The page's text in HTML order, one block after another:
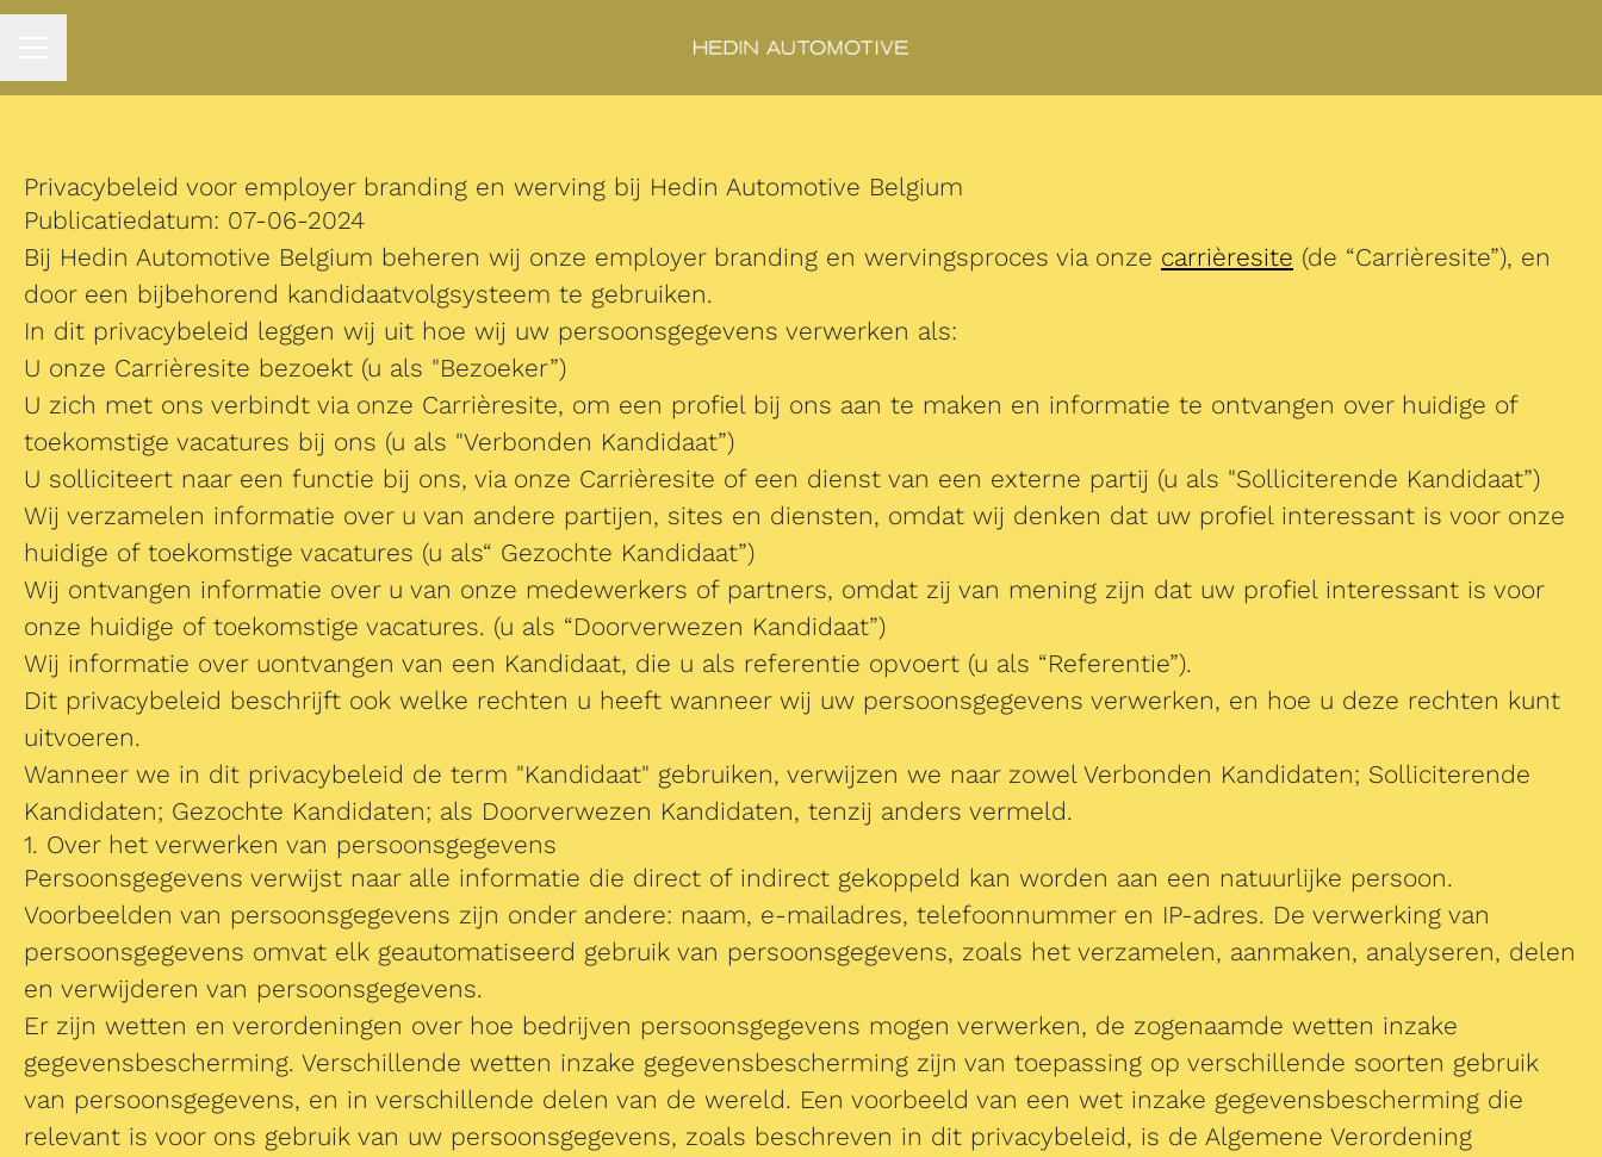
Privacybeleid voor employer branding en werving bij Hedin Automotive Belgium
Publicatiedatum: 07-06-2024
Bij Hedin Automotive Belgium beheren wij onze employer branding en wervingsproces via onze carrièresite (de “Carrièresite”), en
door een bijbehorend kandidaatvolgsysteem te gebruiken.
In dit privacybeleid leggen wij uit hoe wij uw persoonsgegevens verwerken als:
U onze Carrièresite bezoekt (u als "Bezoeker”)
U zich met ons verbindt via onze Carrièresite, om een profiel bij ons aan te maken en informatie te ontvangen over huidige of
toekomstige vacatures bij ons (u als "Verbonden Kandidaat”)
U solliciteert naar een functie bij ons, via onze Carrièresite of een dienst van een externe partij (u als "Solliciterende Kandidaat”)
Wij verzamelen informatie over u van andere partijen, sites en diensten, omdat wij denken dat uw profiel interessant is voor onze
huidige of toekomstige vacatures (u als“ Gezochte Kandidaat”)
Wij ontvangen informatie over u van onze medewerkers of partners, omdat zij van mening zijn dat uw profiel interessant is voor
onze huidige of toekomstige vacatures. (u als “Doorverwezen Kandidaat”)
Wij informatie over uontvangen van een Kandidaat, die u als referentie opvoert (u als “Referentie”).
Dit privacybeleid beschrijft ook welke rechten u heeft wanneer wij uw persoonsgegevens verwerken, en hoe u deze rechten kunt
uitvoeren.
Wanneer we in dit privacybeleid de term "Kandidaat" gebruiken, verwijzen we naar zowel Verbonden Kandidaten; Solliciterende
Kandidaten; Gezochte Kandidaten; als Doorverwezen Kandidaten, tenzij anders vermeld.
1. Over het verwerken van persoonsgegevens
Persoonsgegevens verwijst naar alle informatie die direct of indirect gekoppeld kan worden aan een natuurlijke persoon.
Voorbeelden van persoonsgegevens zijn onder andere: naam, e-mailadres, telefoonnummer en IP-adres. De verwerking van
persoonsgegevens omvat elk geautomatiseerd gebruik van persoonsgegevens, zoals het verzamelen, aanmaken, analyseren, delen
en verwijderen van persoonsgegevens.
Er zijn wetten en verordeningen over hoe bedrijven persoonsgegevens mogen verwerken, de zogenaamde wetten inzake
gegevensbescherming. Verschillende wetten inzake gegevensbescherming zijn van toepassing op verschillende soorten gebruik
van persoonsgegevens, en in verschillende delen van de wereld. Een voorbeeld van een wet inzake gegevensbescherming die
relevant is voor ons gebruik van uw persoonsgegevens, zoals beschreven in dit privacybeleid, is de Algemene Verordening